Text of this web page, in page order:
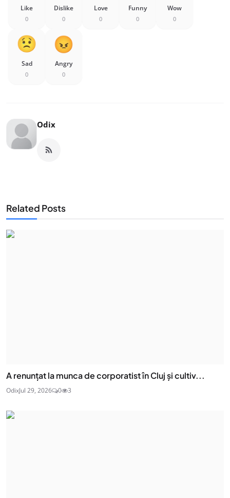
Like
0
Dislike
0
Love
0
Funny
0
Wow
0
Sad
0
Angry
0
Odix
Related Posts
A renunțat la munca de corporatist în Cluj și cultiv...
OdixJul 29, 2026 0 3